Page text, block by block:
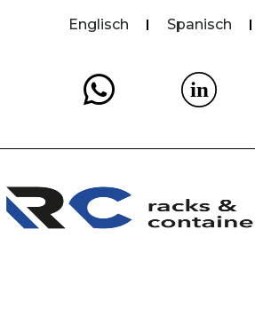
Englisch Spanisch
in